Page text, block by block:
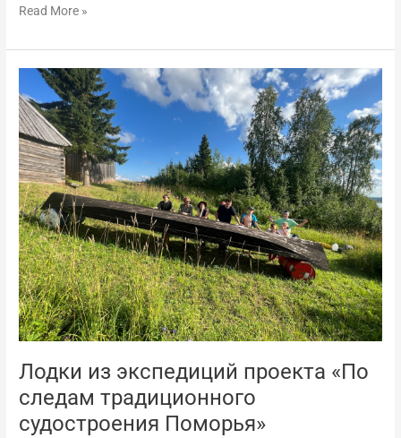
Read More »
Лодки из экспедиций проекта «По
следам традиционного
судостроения Поморья»
Лодки
из
экспедиций
проекта
«По
следам
традиционного
судостроения
Поморья»